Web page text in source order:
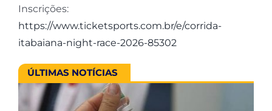
Inscrições:
https://www.ticketsports.com.br/e/corrida-
itabaiana-night-race-2026-85302
ÚLTIMAS NOTÍCIAS